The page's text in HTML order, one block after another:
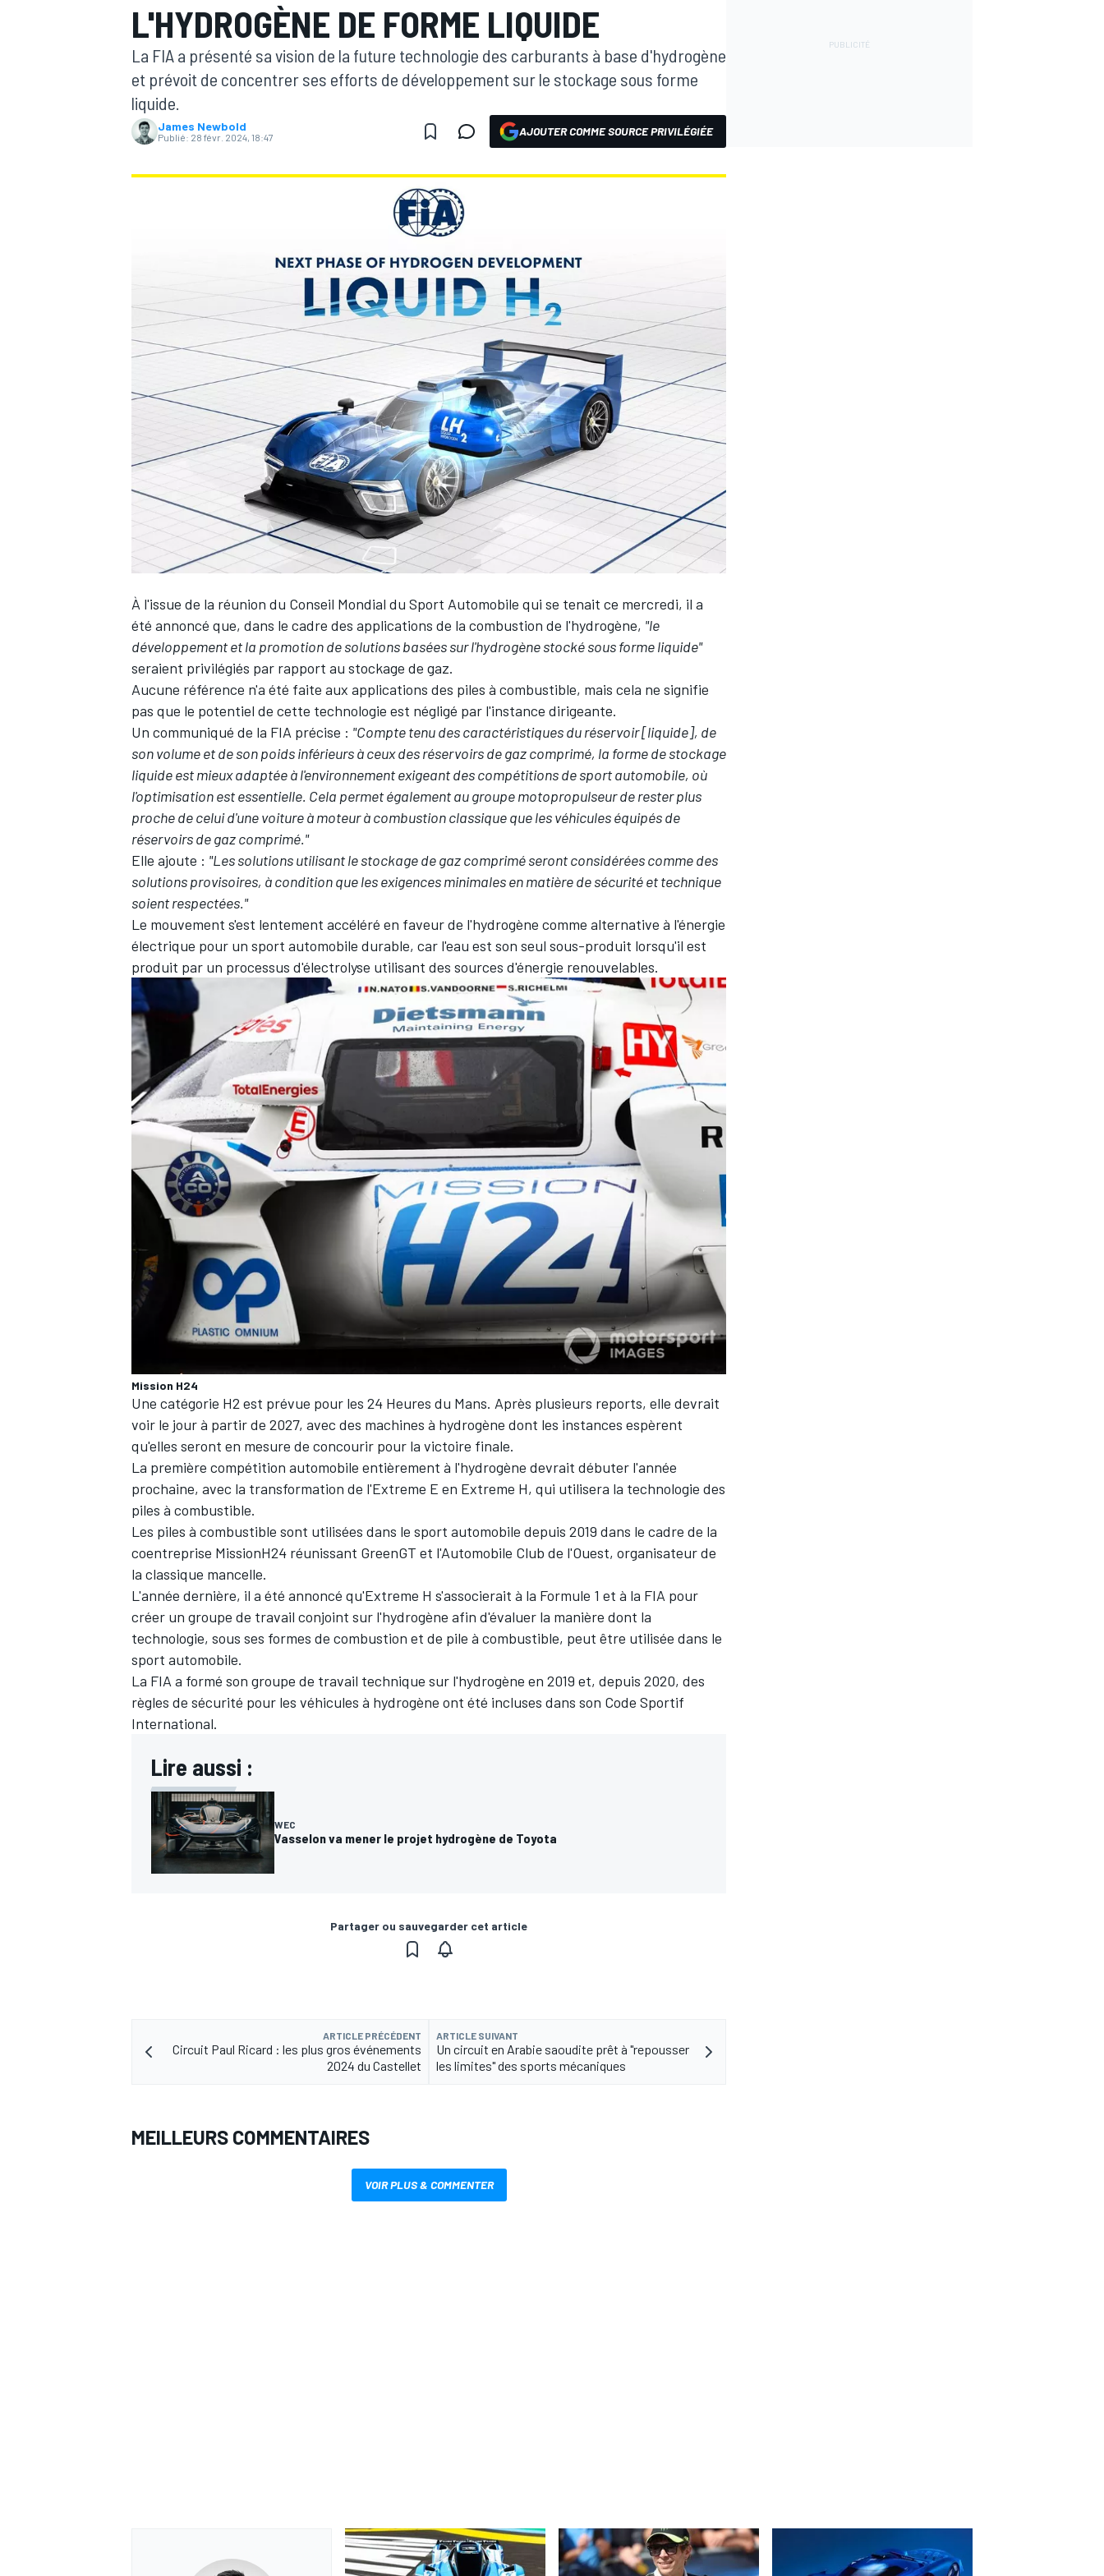
MOTOGP
WRC
WEC
AUTRES CHAMPIONNATS
L'HYDROGÈNE DE FORME LIQUIDE
La FIA a présenté sa vision de la future technologie des carburants à base d'hydrogène
et prévoit de concentrer ses efforts de développement sur le stockage sous forme
liquide.
James Newbold
Publié: 28 févr. 2024, 18:47 AJOUTER COMME SOURCE PRIVILÉGIÉE
À l'issue de la réunion du Conseil Mondial du Sport Automobile qui se tenait ce mercredi, il a
été annoncé que, dans le cadre des applications de la combustion de l'hydrogène, "le
développement et la promotion de solutions basées sur l'hydrogène stocké sous forme liquide"
seraient privilégiés par rapport au stockage de gaz.
Aucune référence n'a été faite aux applications des piles à combustible, mais cela ne signifie
pas que le potentiel de cette technologie est négligé par l'instance dirigeante.
Un communiqué de la FIA précise : "Compte tenu des caractéristiques du réservoir [liquide], de
son volume et de son poids inférieurs à ceux des réservoirs de gaz comprimé, la forme de stockage
liquide est mieux adaptée à l'environnement exigeant des compétitions de sport automobile, où
l'optimisation est essentielle. Cela permet également au groupe motopropulseur de rester plus
proche de celui d'une voiture à moteur à combustion classique que les véhicules équipés de
réservoirs de gaz comprimé."
Elle ajoute : "Les solutions utilisant le stockage de gaz comprimé seront considérées comme des
solutions provisoires, à condition que les exigences minimales en matière de sécurité et technique
soient respectées."
Le mouvement s'est lentement accéléré en faveur de l'hydrogène comme alternative à l'énergie
électrique pour un sport automobile durable, car l'eau est son seul sous-produit lorsqu'il est
produit par un processus d'électrolyse utilisant des sources d'énergie renouvelables.
Mission H24
Une catégorie H2 est prévue pour les 24 Heures du Mans. Après plusieurs reports, elle devrait
voir le jour à partir de 2027, avec des machines à hydrogène dont les instances espèrent
qu'elles seront en mesure de concourir pour la victoire finale.
La première compétition automobile entièrement à l'hydrogène devrait débuter l'année
prochaine, avec la transformation de l'Extreme E en Extreme H, qui utilisera la technologie des
piles à combustible.
Les piles à combustible sont utilisées dans le sport automobile depuis 2019 dans le cadre de la
coentreprise MissionH24 réunissant GreenGT et l'Automobile Club de l'Ouest, organisateur de
la classique mancelle.
L'année dernière, il a été annoncé qu'Extreme H s'associerait à la Formule 1 et à la FIA pour
créer un groupe de travail conjoint sur l'hydrogène afin d'évaluer la manière dont la
technologie, sous ses formes de combustion et de pile à combustible, peut être utilisée dans le
sport automobile.
La FIA a formé son groupe de travail technique sur l'hydrogène en 2019 et, depuis 2020, des
règles de sécurité pour les véhicules à hydrogène ont été incluses dans son Code Sportif
International.
Lire aussi :
WEC
Vasselon va mener le projet hydrogène de Toyota
Partager ou sauvegarder cet article
ARTICLE PRÉCÉDENT
Circuit Paul Ricard : les plus gros événements
2024 du Castellet
ARTICLE SUIVANT
Un circuit en Arabie saoudite prêt à "repousser
les limites" des sports mécaniques
MEILLEURS COMMENTAIRES
VOIR PLUS & COMMENTER